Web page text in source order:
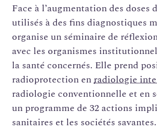
Face à l’augmentation des doses
utilisés à des fins diagnostiques
organise un séminaire de
avec les organismes
la santé concernés. Elle prend
radioprotection enradiologie
radiologie conventionnelle et en
un programme de 32 actions
sanitaires et les sociétés savantes.